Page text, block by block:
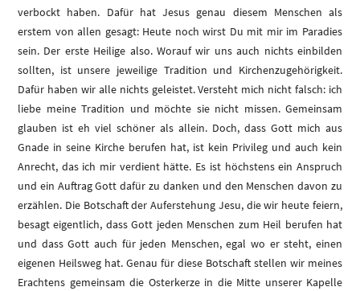
verbockt haben. Dafür hat Jesus genau diesem Menschen als
erstem von allen gesagt: Heute noch wirst Du mit mir im Paradies
sein. Der erste Heilige also. Worauf wir uns auch nichts einbilden
sollten, ist unsere jeweilige Tradition und Kirchenzugehörigkeit.
Dafür haben wir alle nichts geleistet. Versteht mich nicht falsch: ich
liebe meine Tradition und möchte sie nicht missen. Gemeinsam
glauben ist eh viel schöner als allein. Doch, dass Gott mich aus
Gnade in seine Kirche berufen hat, ist kein Privileg und auch kein
Anrecht, das ich mir verdient hätte. Es ist höchstens ein Anspruch
und ein Auftrag Gott dafür zu danken und den Menschen davon zu
erzählen. Die Botschaft der Auferstehung Jesu, die wir heute feiern,
besagt eigentlich, dass Gott jeden Menschen zum Heil berufen hat
und dass Gott auch für jeden Menschen, egal wo er steht, einen
eigenen Heilsweg hat. Genau für diese Botschaft stellen wir meines
Erachtens gemeinsam die Osterkerze in die Mitte unserer Kapelle